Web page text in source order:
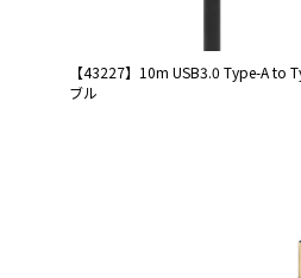
【43227】10m USB3.0 Type-A to
ブル